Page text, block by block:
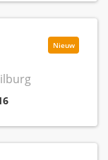
Nieuw